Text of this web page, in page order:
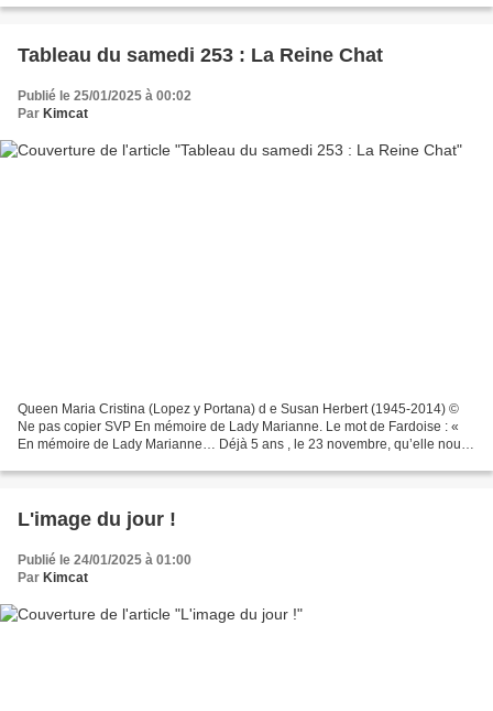
Tableau du samedi 253 : La Reine Chat
Publié le 25/01/2025 à 00:02
Par Kimcat
Queen Maria Cristina (Lopez y Portana) d e Susan Herbert (1945-2014) ©
Ne pas copier SVP En mémoire de Lady Marianne. Le mot de Fardoise : «
En mémoire de Lady Marianne… Déjà 5 ans , le 23 novembre, qu’elle nous
L'image du jour !
Publié le 24/01/2025 à 01:00
Par Kimcat